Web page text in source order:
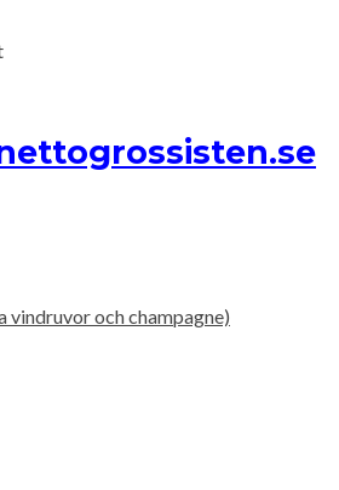
vindruvor och champagne)